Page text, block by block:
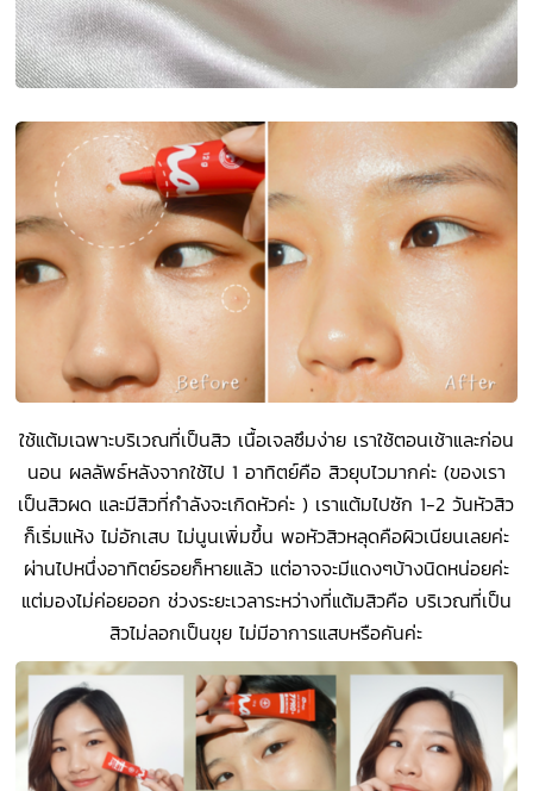
ใช้แต้มเฉพาะบริเวณที่เป็นสิว เนื้อเจลซึมง่าย เราใช้ตอนเช้าและก่อน
นอน ผลลัพธ์หลังจากใช้ไป 1 อาทิตย์คือ สิวยุบไวมากค่ะ (ของเรา
เป็นสิวผด และมีสิวที่กำลังจะเกิดหัวค่ะ ) เราแต้มไปซัก 1-2 วันหัวสิว
ก็เริ่มแห้ง ไม่อักเสบ ไม่นูนเพิ่มขึ้น พอหัวสิวหลุดคือผิวเนียนเลยค่ะ
ผ่านไปหนึ่งอาทิตย์รอยก็หายแล้ว แต่อาจจะมีแดงๆบ้างนิดหน่อยค่ะ
แต่มองไม่ค่อยออก ช่วงระยะเวลาระหว่างที่แต้มสิวคือ บริเวณที่เป็น
สิวไม่ลอกเป็นขุย ไม่มีอาการแสบหรือคันค่ะ